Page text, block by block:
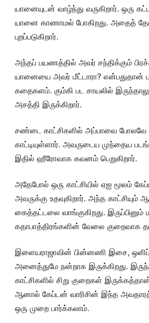
யானையுடன் வாழ்ந்து வருகிறார். ஒரு
யானை காணாமல் போகிறது. அதைத்
புறப்படுகிறார்.
அந்தப் பயணத்தில் அவர் சந்திக்கும்
யானையை அவர் மீட்டாரா? என்பதுதான்
கதைகளம். கும்கி பட சாயலில்
அசத்தி இருக்கிறார்.
சண்டை காட்சிகளில் அப்பாவை போலவே
காட்டியுள்ளார். அவருடைய முந்தைய
இதில் ஹீரோவாக கவனம் பெறுகிறார்.
அதேபோல் ஒரு காட்சியில் ஏஐ மூலம்
அவருக்கு உதவுகிறார். அந்த காட்சியும்
கைத்தட்டலை வாங்குகிறது. இருப்பினும்
கதாபாத்திரங்களின் வேலை குறைவாக
இளையராஜாவின் பின்னணி இசை,
அனைத்துமே நன்றாக இருக்கிறது.
காட்சிகளில் சிறு குறைகள்
ஆனால் கேப்டன் வாரிசின் இந்த
ஒரு முறை பார்க்கலாம்.